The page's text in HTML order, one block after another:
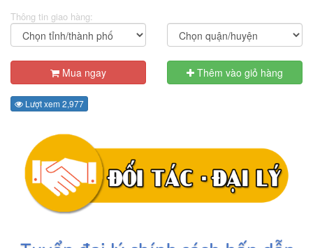
Thông tin giao hàng:
Mua ngay Thêm vào giỏ hàng
Lượt xem 2,977